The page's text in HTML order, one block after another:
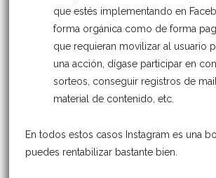
que estés implementando en
forma orgánica como de forma
que requieran movilizar al usuario
una acción, dígase participar en
sorteos, conseguir registros de
material de contenido, etc.
En todos estos casos Instagram es una
puedes rentabilizar bastante bien.